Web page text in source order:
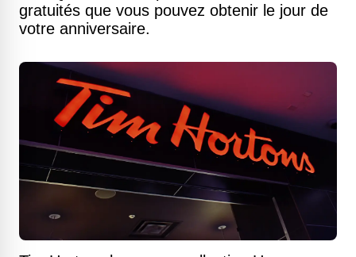
gratuités que vous pouvez obtenir le jour de
votre anniversaire.